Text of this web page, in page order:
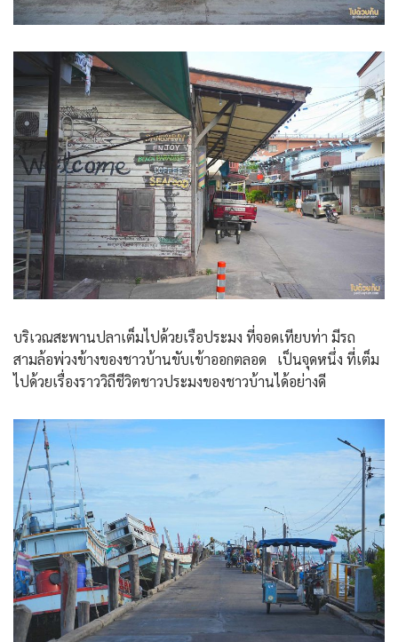
บริเวณสะพานปลาเต็มไปด้วยเรือประมง ที่จอดเทียบท่า มีรถ
สามล้อพ่วงข้างของชาวบ้านขับเข้าออกตลอด เป็นจุดหนึ่ง ที่เต็ม
ไปด้วยเรื่องราววิถีชีวิตชาวประมงของชาวบ้านได้อย่างดี